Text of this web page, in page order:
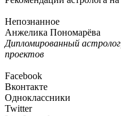
Непознанное
Анжелика Пономарёва
Дипломированный
проектов
Facebook
Вконтакте
Одноклассники
Twitter